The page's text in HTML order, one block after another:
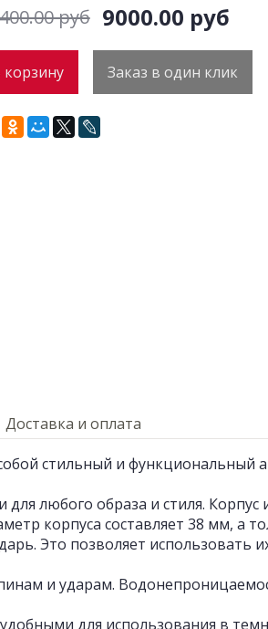
руб 9000.00 руб
корзину Заказ в один клик
стильный и функциональный
любого образа и стиля.
корпуса составляет 38 мм, а
Это позволяет использовать
и ударам.
для использования в
Доставка и оплата